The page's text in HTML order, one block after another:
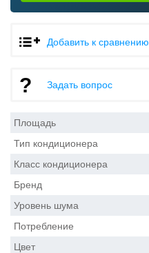
Добавить к сравнению
Задать вопрос
Площадь
Тип кондиционера
Класс кондиционера
Бренд
Уровень шума
Потребление
Цвет